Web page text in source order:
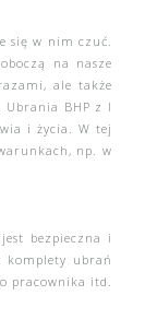
się w nim czuć.
na nasze
ale także
Ubrania BHP z I
i życia. W tej
np. w
bezpieczna i
komplety ubrań
pracownika itd.